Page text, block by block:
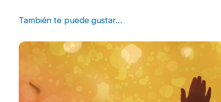
También te puede gustar…